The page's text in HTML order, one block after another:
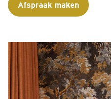
Afspraak maken